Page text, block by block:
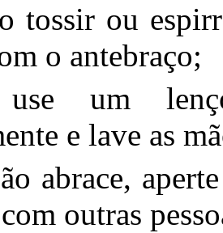
tossir ou
o antebraço;
um
e lave as
abrace,
outras